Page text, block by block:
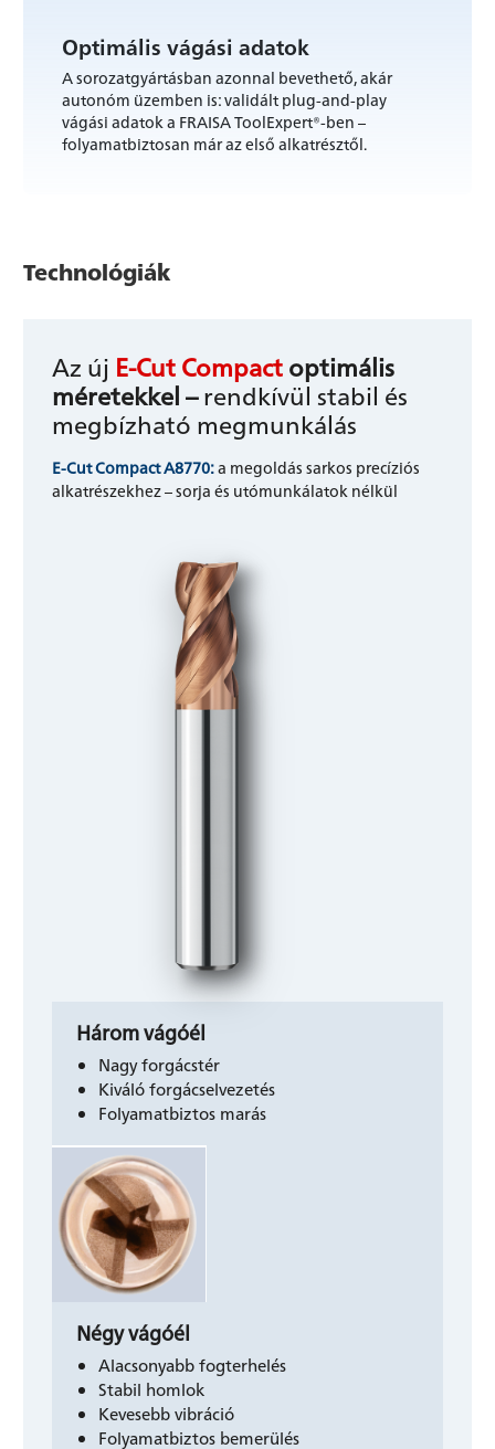
Optimális vágási adatok
A sorozatgyártásban azonnal bevethető, akár
autonóm üzemben is: validált plug-and-play
vágási adatok a FRAISA ToolExpert®-ben –
folyamatbiztosan már az első alkatrésztől.
Technológiák
Az új E-Cut Compactoptimális
méretekkel –rendkívül stabil és
megbízható megmunkálás
E-Cut Compact A8770:a megoldás sarkos precíziós
alkatrészekhez – sorja és utómunkálatok nélkül
Három vágóél
Nagy forgácstér
Kiváló forgácselvezetés
Folyamatbiztos marás
Négy vágóél
Alacsonyabb fogterhelés
Stabil homlok
Kevesebb vibráció
Folyamatbiztos bemerülés